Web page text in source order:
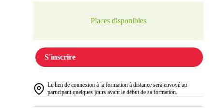
Places disponibles
S'inscrire
Le lien de connexion à la formation à distance sera envoyé au
participant quelques jours avant le début de sa formation.